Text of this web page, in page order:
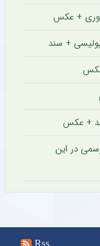
+ سند
عکس
+ عکس
در این
Rss